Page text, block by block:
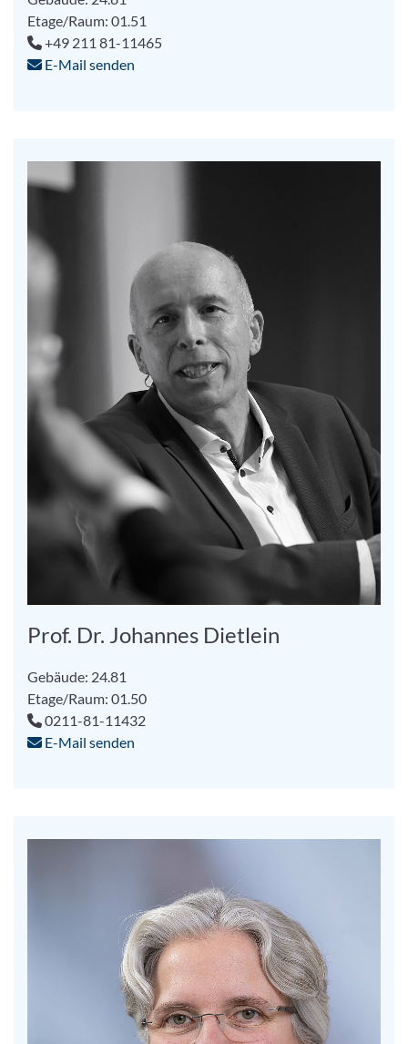
Etage/Raum: 01.51
+49 211 81-11465
E-Mail senden
Prof. Dr. Johannes Dietlein
Gebäude: 24.81
Etage/Raum: 01.50
0211-81-11432
E-Mail senden